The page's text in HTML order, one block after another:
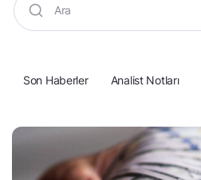
Son Haberler Analist Notları